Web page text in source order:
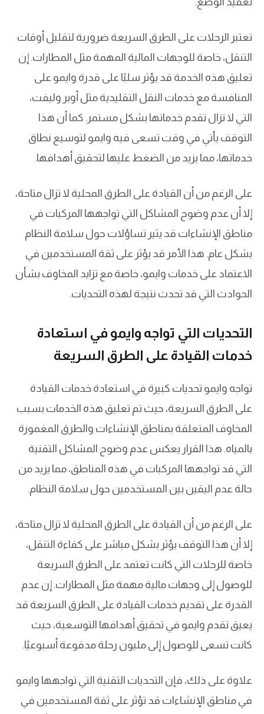
تعتبر الرحلات على الطرق السريعة ضرورية لتقليل أوقات
التنقل، خاصة للوجهات المالية المهمة مثل المطارات. إن
تعليق هذه الخدمة قد يؤثر سلبًا على قدرة وايمو على
المنافسة مع خدمات النقل التقليدية مثل أوبر وليفت،
التي لا تزال تقدم خدماتها بشكل مستمر. كما أن هذا
التوقف يأتي في وقت تسعى فيه وايمو لتوسيع نطاق
خدماتها، مما يزيد من الضغط عليها لتحقيق أهدافها.
على الرغم من أن القيادة على الطرق المحلية لا تزال متاحة،
إلا أن عدم وضوح المشاكل التي تواجهها المركبات في
مناطق الإنشاءات قد يثير تساؤلات حول سلامة النظام
بشكل عام. هذا الأمر قد يؤثر على ثقة المستخدمين في
الاعتماد على خدمات وايمو، خاصة مع تزايد المخاوف بشأن
الحوادث التي قد تحدث نتيجة لهذه التحديات.
التحديات التي تواجه وايمو في استعادة
خدمات القيادة على الطرق السريعة
تواجه وايمو تحديات كبيرة في استعادة خدمات القيادة
على الطرق السريعة، حيث تم تعليق هذه الخدمات بسبب
المخاوف المتعلقة بمناطق الإنشاءات والطرق المغمورة
بالمياه. هذا القرار يعكس عدم وضوح المشاكل التقنية
التي قد تواجهها المركبات في هذه المناطق، مما يزيد من
حالة عدم اليقين بين المستخدمين حول سلامة النظام.
على الرغم من أن القيادة على الطرق المحلية لا تزال متاحة،
إلا أن هذا التوقف يؤثر بشكل مباشر على كفاءة التنقل،
خاصة للرحلات التي كانت تعتمد على الطرق السريعة
للوصول إلى وجهات مالية مهمة مثل المطارات. إن عدم
القدرة على تقديم خدمات القيادة على الطرق السريعة قد
يعيق تقدم وايمو في تحقيق أهدافها التوسعية، حيث
كانت تسعى للوصول إلى مليون رحلة مدفوعة أسبوعيًا.
علاوة على ذلك، فإن التحديات التقنية التي تواجهها وايمو
في مناطق الإنشاءات قد تؤثر على ثقة المستخدمين في